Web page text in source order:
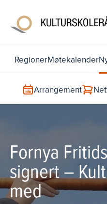
RegionerMøtekalender
Arrangement
Fornya
signert –
med